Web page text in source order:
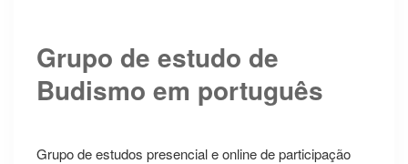
Grupo de estudo de
Budismo em português
Grupo de estudos presencial e online de participação